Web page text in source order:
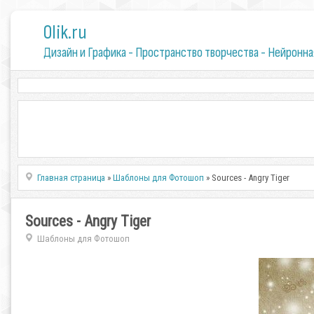
0lik.ru
Дизайн и Графика - Пространство творчества -
Главная страница »Шаблоны для Фотошоп » Sources - Angry Tiger
Sources - Angry Tiger
Шаблоны для Фотошоп